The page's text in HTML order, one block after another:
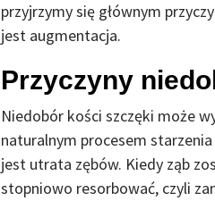
przyjrzymy się głównym
jest augmentacja.
Przyczyny
Niedobór kości szczęki może
naturalnym procesem
jest utrata zębów. Kiedy ząb
stopniowo resorbować, czyli